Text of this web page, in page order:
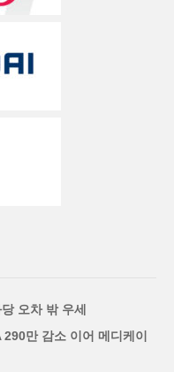
오차 밖 우세
290만 감소 이어 메디케이